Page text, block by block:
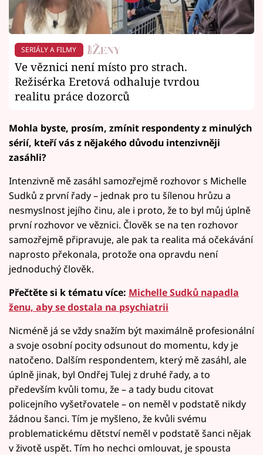
SERIÁLY A FILMY
Ve věznici není místo pro strach.
Režisérka Eretová odhaluje tvrdou
realitu práce dozorců
Mohla byste, prosím, zmínit respondenty z minulých
sérií, kteří vás z nějakého důvodu intenzivněji
zasáhli?
Intenzivně mě zasáhl samozřejmě rozhovor s Michelle
Sudků z první řady – jednak pro tu šílenou hrůzu a
nesmyslnost jejího činu, ale i proto, že to byl můj úplně
první rozhovor ve věznici. Člověk se na ten rozhovor
samozřejmě připravuje, ale pak ta realita má očekávání
naprosto překonala, protože ona opravdu není
jednoduchý člověk.
Přečtěte si k tématu více: Michelle Sudků napadla
ženu, aby se dostala na psychiatrii
Nicméně já se vždy snažím být maximálně profesionální
a svoje osobní pocity odsunout do momentu, kdy je
natočeno. Dalším respondentem, který mě zasáhl, ale
úplně jinak, byl Ondřej Tulej z druhé řady, a to
především kvůli tomu, že – a tady budu citovat
policejního vyšetřovatele – on neměl v podstatě nikdy
žádnou šanci. Tím je myšleno, že kvůli svému
problematickému dětství neměl v podstatě šanci nějak
v životě uspět. Tím ho nechci omlouvat, je spousta